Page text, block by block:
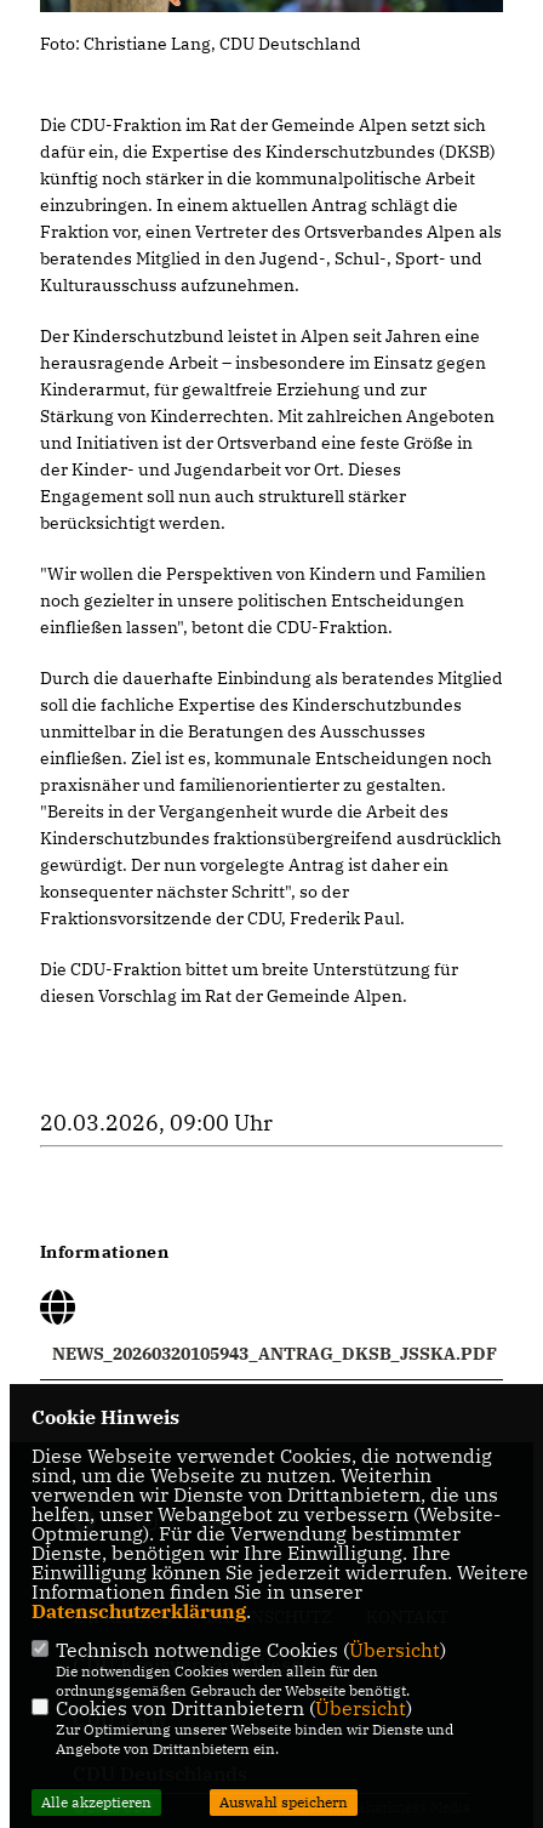
Foto: Christiane Lang, CDU Deutschland
Die CDU-Fraktion im Rat der Gemeinde Alpen setzt sich
dafür ein, die Expertise des Kinderschutzbundes (DKSB)
künftig noch stärker in die kommunalpolitische Arbeit
einzubringen. In einem aktuellen Antrag schlägt die
Fraktion vor, einen Vertreter des Ortsverbandes Alpen als
beratendes Mitglied in den Jugend-, Schul-, Sport- und
Kulturausschuss aufzunehmen.
Der Kinderschutzbund leistet in Alpen seit Jahren eine
herausragende Arbeit – insbesondere im Einsatz gegen
Kinderarmut, für gewaltfreie Erziehung und zur
Stärkung von Kinderrechten. Mit zahlreichen Angeboten
und Initiativen ist der Ortsverband eine feste Größe in
der Kinder- und Jugendarbeit vor Ort. Dieses
Engagement soll nun auch strukturell stärker
berücksichtigt werden.
"Wir wollen die Perspektiven von Kindern und Familien
noch gezielter in unsere politischen Entscheidungen
einfließen lassen", betont die CDU-Fraktion.
Durch die dauerhafte Einbindung als beratendes Mitglied
soll die fachliche Expertise des Kinderschutzbundes
unmittelbar in die Beratungen des Ausschusses
einfließen. Ziel ist es, kommunale Entscheidungen noch
praxisnäher und familienorientierter zu gestalten.
"Bereits in der Vergangenheit wurde die Arbeit des
Kinderschutzbundes fraktionsübergreifend ausdrücklich
gewürdigt. Der nun vorgelegte Antrag ist daher ein
konsequenter nächster Schritt", so der
Fraktionsvorsitzende der CDU, Frederik Paul.
Die CDU-Fraktion bittet um breite Unterstützung für
diesen Vorschlag im Rat der Gemeinde Alpen.
20.03.2026, 09:00 Uhr
Informationen
NEWS_20260320105943_ANTRAG_DKSB_JSSKA.PDF
IMPRESSUM DATENSCHUTZ
CDU Kreisverband Wesel
CDU NRW
@2026 CDU
Realisation: Sharkness Media
Cookie Hinweis
Diese Webseite verwendet Cookies, die notwendig
sind, um die Webseite zu nutzen. Weiterhin
verwenden wir Dienste von Drittanbietern, die uns
helfen, unser Webangebot zu verbessern (Website-
Optmierung). Für die Verwendung bestimmter
Dienste, benötigen wir Ihre Einwilligung. Ihre
Einwilligung können Sie jederzeit widerrufen. Weitere
Informationen finden Sie in unserer
Datenschutzerklärung.
Technisch notwendige Cookies (Übersicht)
Die notwendigen Cookies werden allein für den
ordnungsgemäßen Gebrauch der Webseite benötigt.
Cookies von Drittanbietern (Übersicht)
Zur Optimierung unserer Webseite binden wir Dienste und
Angebote von Drittanbietern ein.
Alle akzeptieren Auswahl speichern